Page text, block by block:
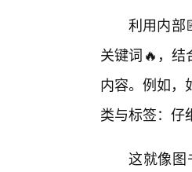
利用内部
关键词🔥，结
内容。例如，
类与标签：仔
这就像图